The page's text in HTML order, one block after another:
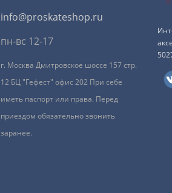
info@proskateshop.ru
пн-вс 12-17
г. Москва Дмитровское шоссе 157 стр.
12 БЦ "Гефест" офис 202 При себе
иметь паспорт или права. Перед
приездом обязательно звонить
заранее.